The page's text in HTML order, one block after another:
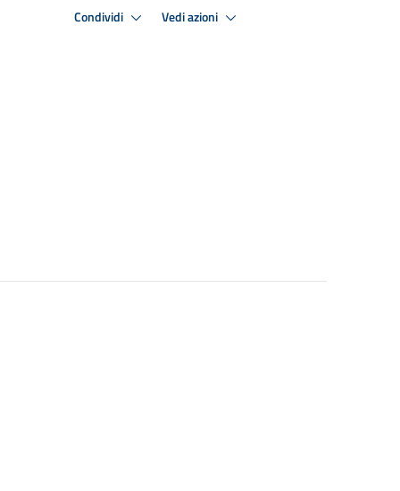
Condividi Vedi azioni